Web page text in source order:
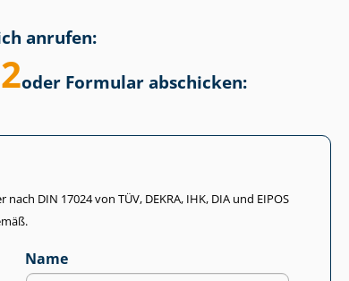
anrufen:
oder Formular abschicken:
DIN 17024 von TÜV, DEKRA, IHK, DIA und EIPOS
Name